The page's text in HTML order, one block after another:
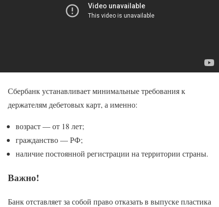
Сбербанк устанавливает минимальные требования к
держателям дебетовых карт, а именно:
возраст — от 18 лет;
гражданство — РФ;
наличие постоянной регистрации на территории страны.
Важно!
Банк отставляет за собой право отказать в выпуске пластика